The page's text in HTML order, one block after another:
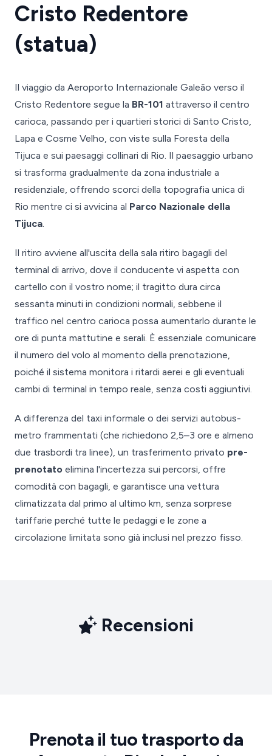
Cristo Redentore
(statua)
Il viaggio da Aeroporto Internazionale Galeão verso il
Cristo Redentore segue la BR-101 attraverso il centro
carioca, passando per i quartieri storici di Santo Cristo,
Lapa e Cosme Velho, con viste sulla Foresta della
Tijuca e sui paesaggi collinari di Rio. Il paesaggio urbano
si trasforma gradualmente da zona industriale a
residenziale, offrendo scorci della topografia unica di
Rio mentre ci si avvicina al Parco Nazionale della
Tijuca.
Il ritiro avviene all'uscita della sala ritiro bagagli del
terminal di arrivo, dove il conducente vi aspetta con
cartello con il vostro nome; il tragitto dura circa
sessanta minuti in condizioni normali, sebbene il
traffico nel centro carioca possa aumentarlo durante le
ore di punta mattutine e serali. È essenziale comunicare
il numero del volo al momento della prenotazione,
poiché il sistema monitora i ritardi aerei e gli eventuali
cambi di terminal in tempo reale, senza costi aggiuntivi.
A differenza del taxi informale o dei servizi autobus-
metro frammentati (che richiedono 2,5–3 ore e almeno
due trasbordi tra linee), un trasferimento privato pre-
prenotato elimina l'incertezza sui percorsi, offre
comodità con bagagli, e garantisce una vettura
climatizzata dal primo al ultimo km, senza sorprese
tariffarie perché tutte le pedaggi e le zone a
circolazione limitata sono già inclusi nel prezzo fisso.
Recensioni
Prenota il tuo trasporto da